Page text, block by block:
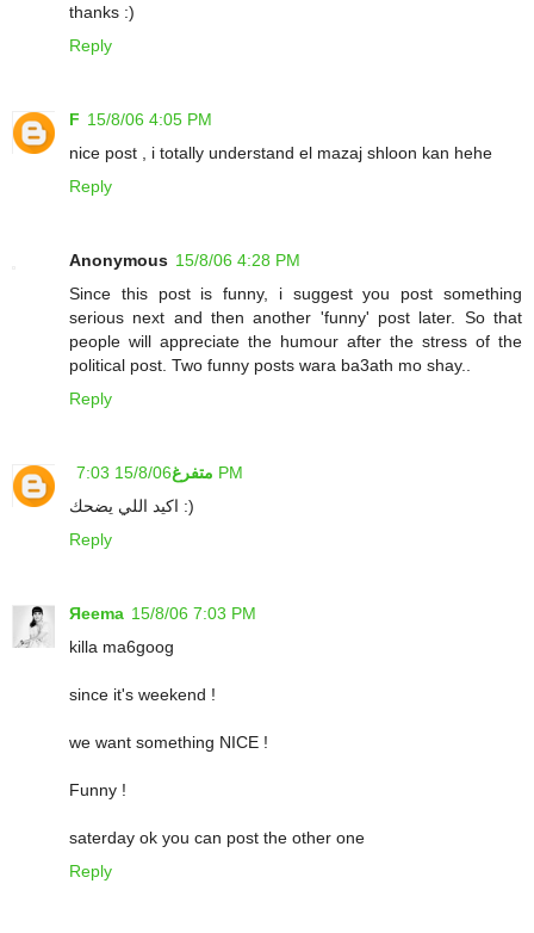
thanks :)
Reply
F 15/8/06 4:05 PM
nice post , i totally understand el mazaj shloon kan hehe
Reply
Anonymous 15/8/06 4:28 PM
Since this post is funny, i suggest you post something
serious next and then another 'funny' post later. So that
people will appreciate the humour after the stress of the
political post. Two funny posts wara ba3ath mo shay..
Reply
متفرغ 15/8/06 7:03 PM
اكيد اللي يضحك :)
Reply
Яeema 15/8/06 7:03 PM
killa ma6goog
since it's weekend !
we want something NICE !
Funny !
saterday ok you can post the other one
Reply